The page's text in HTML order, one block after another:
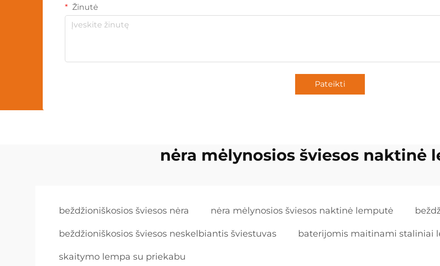
Žinutė
Pateikti
nėra mėlynosios šviesos naktinė
beždžioniškosios šviesos nėra nėra mėlynosios šviesos naktinė lemputė
beždžioniškosios šviesos neskelbiantis šviestuvas baterijomis maitinami staliniai
skaitymo lempa su priekabu